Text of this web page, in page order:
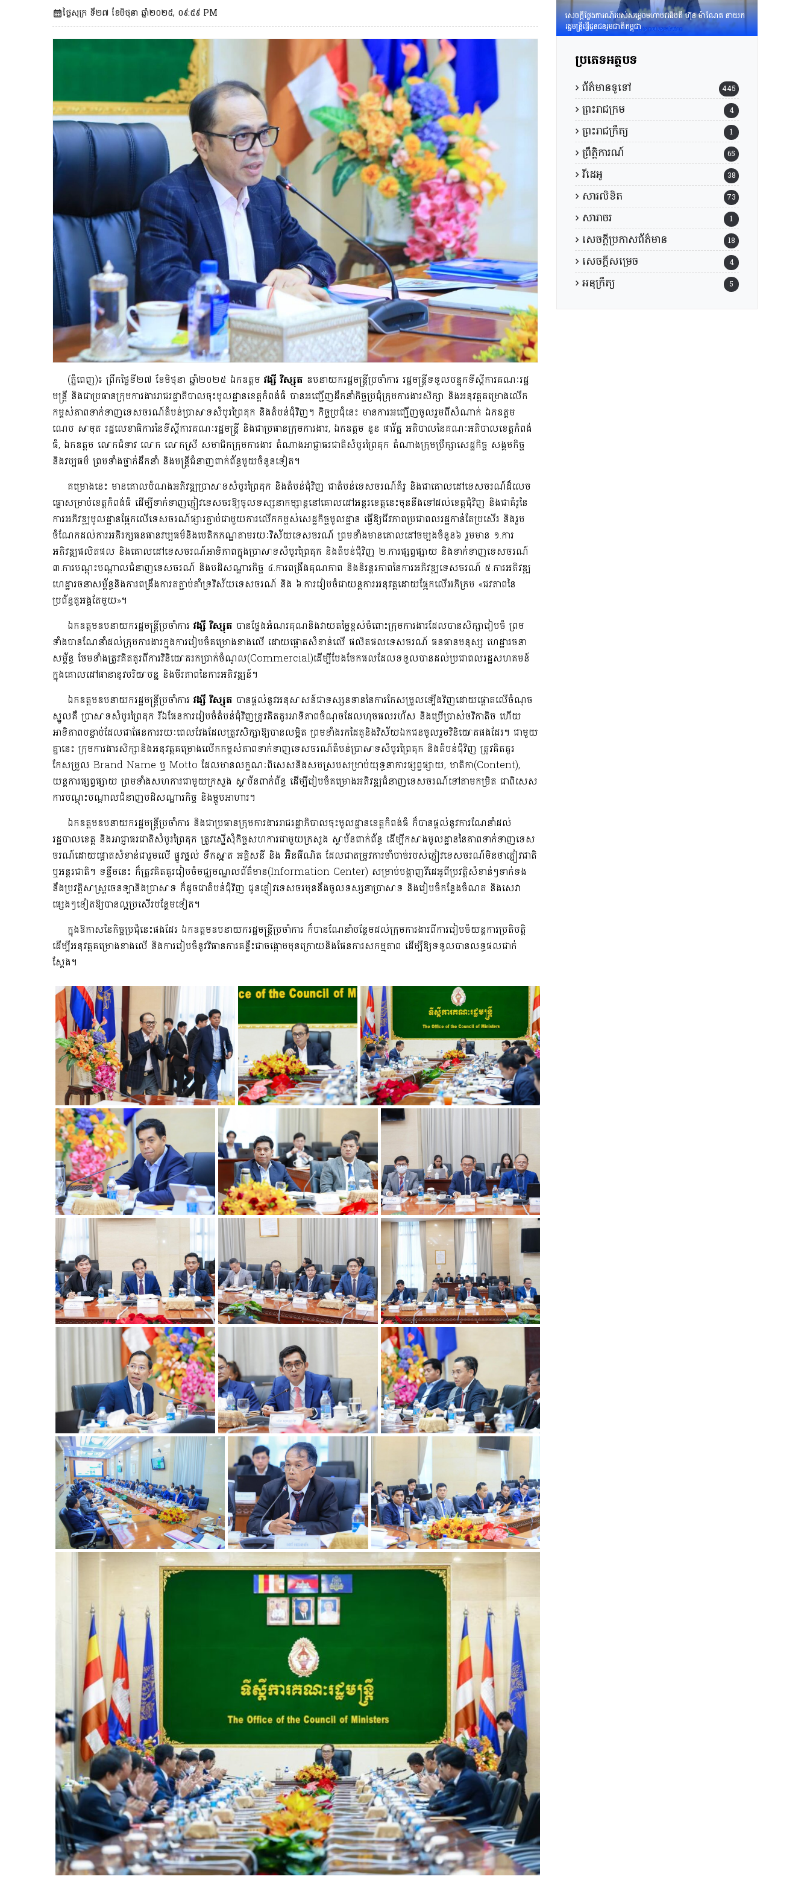
ថ្ងៃសុក្រ ទី២៧ ខែមិថុនា ឆ្នាំ២០២៥, ០៩:៥៩ PM
(ភ្នំពេញ)៖ ព្រឹកថ្ងៃទី២៧ ខែមិថុនា ឆ្នាំ២០២៥ ឯកឧត្តម វង្សី វិស្សុត ឧបនាយករដ្ឋមន្ត្រីប្រចាំការ រដ្ឋមន្រ្តីទទួលបន្ទុកទីស្តីការគណៈរដ្ឋ
មន្ត្រី និងជាប្រធានក្រុមការងារ​រាជរដ្ឋា​ភិបា​ល​ចុះមូលដ្ឋានខេត្តកំពង់ធំ បានអញ្ជើញដឹកនាំកិច្ចប្រជុំក្រុមការងារសិក្សា និងអនុវត្តគម្រោងលើក
កម្ពស់ភាព​ទាក់ទាញទេសចរណ៍តំបន់ប្រាសាទសំបូរព្រៃគុក និងតំបន់ជុំវិញ។ កិច្ចប្រជុំនេះ មានការអញ្ជើញចូលរួមពី​សំណាក់ ឯកឧត្ដម
ណេប សាមុត រដ្ឋលេខាធិការនៃទីស្ដីការគណៈរដ្ឋមន្ត្រី និងជាប្រធានក្រុមការងារ, ឯកឧត្តម នួន ផារ័ត្ន​ អភិបាលនៃគណៈអភិបាលខេត្តកំពង់
ធំ, ឯកឧត្តម លោកជំទាវ លោក លោកស្រី សមាជិកក្រុមការងារ តំណាង​អាជ្ញាធរជាតិសំបូរព្រៃគុក តំណាងក្រុម​ប្រឹក្សាសេដ្ឋកិច្ច សង្គមកិច្ច
និងវប្បធម៌ ព្រមទាំងថ្នាក់ដឹកនាំ និងមន្ត្រី​ជំនាញ​ពាក់ព័ន្ធមួយចំនួនទៀត។
គម្រោងនេះ មានគោលបំណងអភិវឌ្ឍប្រាសាទសំបូរព្រៃគុក និងតំបន់ជុំវិញ ជាតំបន់ទេសចរណ៍គំរូ និង​ជាគោលដៅទេសចរណ៍ដ៏លេច
ធ្លោសម្រាប់ខេត្តកំពង់ធំ ដើម្បីទាក់ទាញភ្ញៀវទេសចរឱ្យចូលទស្សនាកម្សាន្ត​នៅគោលដៅអន្តរខេត្តនេះមុននឹងទៅដល់ខេត្តជុំវិញ និងជាគំរូនៃ
ការអភិវឌ្ឍមូលដ្ឋានផ្អែកលើទេសចរណ៍ផ្សារភ្ជាប់​ជាមួយការលើកកម្ពស់សេដ្ឋកិច្ចមូលដ្ឋាន ធ្វើឱ្យជីវភាពប្រជាពលរដ្ឋកាន់តែប្រសើរ និងរួម
ចំណែកដល់ការ​អភិរក្សធនធានវប្បធម៌និងបេតិកភណ្ឌតាមរយៈវិស័យទេសចរណ៍ ព្រមទាំងមានគោលដៅចម្បងចំនួន៦ រួមមាន ១.ការ
អភិវឌ្ឍផលិតផល និងគោលដៅទេសចរណ៍អាទិភាពក្នុងប្រាសាទសំបូរព្រៃគុក និងតំបន់ជុំវិញ ២.ការផ្សព្វផ្សាយ និងទាក់ទាញទេសចរណ៍
៣.ការបណ្តុះបណ្តាលជំនាញទេសចរណ៍ និងបដិសណ្ឋារកិច្ច ៤.ការពង្រឹងគុណភាព និងនិរន្តរភាពនៃការអភិវឌ្ឍទេសចរណ៍ ៥.ការអភិវឌ្ឍ
ហេដ្ឋារចនាសម្ព័ន្ធនិងការពង្រឹងការតភ្ជាប់គាំទ្រ​វិស័យ​ទេសចរណ៍ និង ៦.ការរៀបចំជាយន្តការអនុវត្តដោយផ្អែកលើអភិក្រម «ជវភាពនៃ
ប្រព័ន្ធតួអង្គតែមួយ»។
ឯកឧត្តមឧបនាយករដ្ឋមន្ត្រីប្រចាំការ វង្សី វិស្សុត បានថ្លែងអំណរគុណនិងវាយតម្លៃខ្ពស់ចំពោះក្រុមការងារ​ដែលបានសិក្សារៀបចំ ព្រម
ទាំងបានណែនាំដល់ក្រុមការងារក្នុងការរៀបចំគម្រោងខាងលើ ដោយផ្ដោត​សំខាន់​លើ ផលិតផលទេសចរណ៍ ធនធានមនុស្ស ហេដ្ឋារចនា
សម្ព័ន្ធ ថែមទាំង​ត្រូវគិតគូរពីការវិនិយោគរកប្រាក់ចំណូល(Commercial)​ដើម្បីបែងចែកផលដែលទទួលបានដល់ប្រជាពលរដ្ឋសហគមន៍
ក្នុងគោលដៅ​ធានានូវបរិយាបន្ន និងចីរភាពនៃការអភិវឌ្ឍន៍។
​ឯកឧត្តមឧបនាយករដ្ឋមន្ត្រីប្រចាំការ វង្សី វិស្សុត បានផ្តល់នូវអនុសាសន៍ជាទស្សនទាននៃការកែសម្រួលឡើងវិញដោយផ្ដោតលើចំណុច
ស្នូលគឺ ប្រាសាទ​សំបូរព្រៃគុក រីឯផែនការរៀបចំតំបន់ជុំវិញត្រូវគិតគូរអាទិភាពចំណុចដែលហុចផលរហ័ស និងប្រើប្រាស់ថវិកាតិច ហើយ
អាទិភាពបន្ទាប់ដែលជាផែនការរយៈពេលវែងដែលត្រូវសិក្សាឱ្យបានលម្អិត ព្រមទាំងរកដៃគូនិងវិស័យឯកជនចូលរួមវិនិយោគផងដែរ។ ជាមួយ
គ្នានេះ ក្រុមការងារសិក្សានិងអនុវត្តគម្រោងលើកកម្ពស់ភាព​ទាក់ទាញទេសចរណ៍តំបន់ប្រាសាទសំបូរព្រៃគុក និងតំបន់ជុំវិញ ត្រូវគិតគូរ​
កែសម្រួល Brand Name ឬ Motto ដែលមានលក្ខណៈពិសេសនិងសមស្របសម្រាប់យុទ្ធនាការផ្សព្វផ្សាយ, មាតិកា(Content),
យន្តការផ្សព្វផ្សាយ ព្រមទាំងសហការជាមួយក្រសួង ស្ថាប័នពាក់ព័ន្ធ ដើម្បីរៀបចំគម្រោងអភិវឌ្ឍជំនាញទេសចរណ៍ទៅតាមកម្រិត ជាពិសេស
ការបណ្តុះបណ្ដាលជំនាញបដិសណ្ឋារកិច្ច និងម្ហូបអាហារ។
ឯកឧត្តមឧបនាយករដ្ឋមន្ត្រីប្រចាំការ និងជាប្រធានក្រុមការងាររាជរដ្ឋាភិបាលចុះមូលដ្ឋានខេត្ត​កំពង់ធំ ក៏បាន​ផ្ដល់នូវការណែនាំដល់
រដ្ឋបាលខេត្ត និងអាជ្ញាធរជាតិសំបូរព្រៃគុក ត្រូវស្នើសុំកិច្ចសហការជាមួយក្រសួង ស្ថាប័ន​ពាក់ព័ន្ធ​ ដើម្បីកសាងមូលដ្ឋាននៃភាពទាក់ទាញទេស​
ចរណ៍ដោយផ្ដោតសំខាន់ជារួមលើ ផ្លូវថ្នល់ ទឹកស្អាត អគ្គិសនី និង ​អ៊ិនធឺណិត ដែលជាតម្រូវការចាំបាច់របស់ភ្ញៀវទេសចរណ៍មិនថាភ្ញៀវជាតិ
ឬអន្តរជាតិ។ ទន្ទឹមនេះ ក៏ត្រូវគិតគូររៀបចំមជ្ឈមណ្ឌលព័ត៌មាន(Information Center) សម្រាប់​បង្ហាញវីដេអូ​ពីប្រវត្តិសំខាន់ៗទាក់ទង
នឹង​ប្រវត្តិសាស្ត្រ​ចេនឡានិងប្រាសាទ ក៏ដូចជា​​តំបន់ជុំវិញ ជូនភ្ញៀវទេសចរ​មុននឹងចូលទស្សនាប្រាសាទ​ និងរៀបចំកន្លែងចំណត និងសេវា
ផ្សេងៗទៀតឱ្យបានល្អប្រសើរបន្ថែមទៀត។
ក្នុងឱកាសនៃកិច្ចប្រជុំនេះផងដែរ ឯកឧត្តមឧបនាយករដ្ឋមន្ត្រីប្រចាំការ ក៏បានណែនាំបន្ថែមដល់ក្រុមការងារ​ពីការរៀបចំយន្តការប្រតិបត្តិ​
ដើម្បី​អនុវត្តគម្រោងខាងលើ និងការរៀបចំនូវវិធានការគន្លឹះជាចង្កោមមុនក្រោយនិងផែនការសកម្មភាព ដើម្បីឱ្យទទួលបានលទ្ធផលជាក់
ស្ដែង។
សេចក្តីថ្លែងការណ៍របស់សម្តេចមហាបវរធិបតី ហ៊ុន ម៉ាណែត នាយក
រដ្ឋមន្រ្តីផ្ញើជូនជនរួមជាតិកម្ពុជា
ប្រភេទអត្ថបទ
ព័ត៌មានទូទៅ 445
ព្រះរាជក្រម 4
ព្រះរាជក្រឹត្យ 1
ព្រឹត្តិការណ៍ 65
វីដេអូ 38
សារលិខិត 73
សារាចរ 1
សេចក្តីប្រកាសព័ត៌មាន 18
សេចក្តីសម្រេច 4
អនុក្រឹត្យ 5